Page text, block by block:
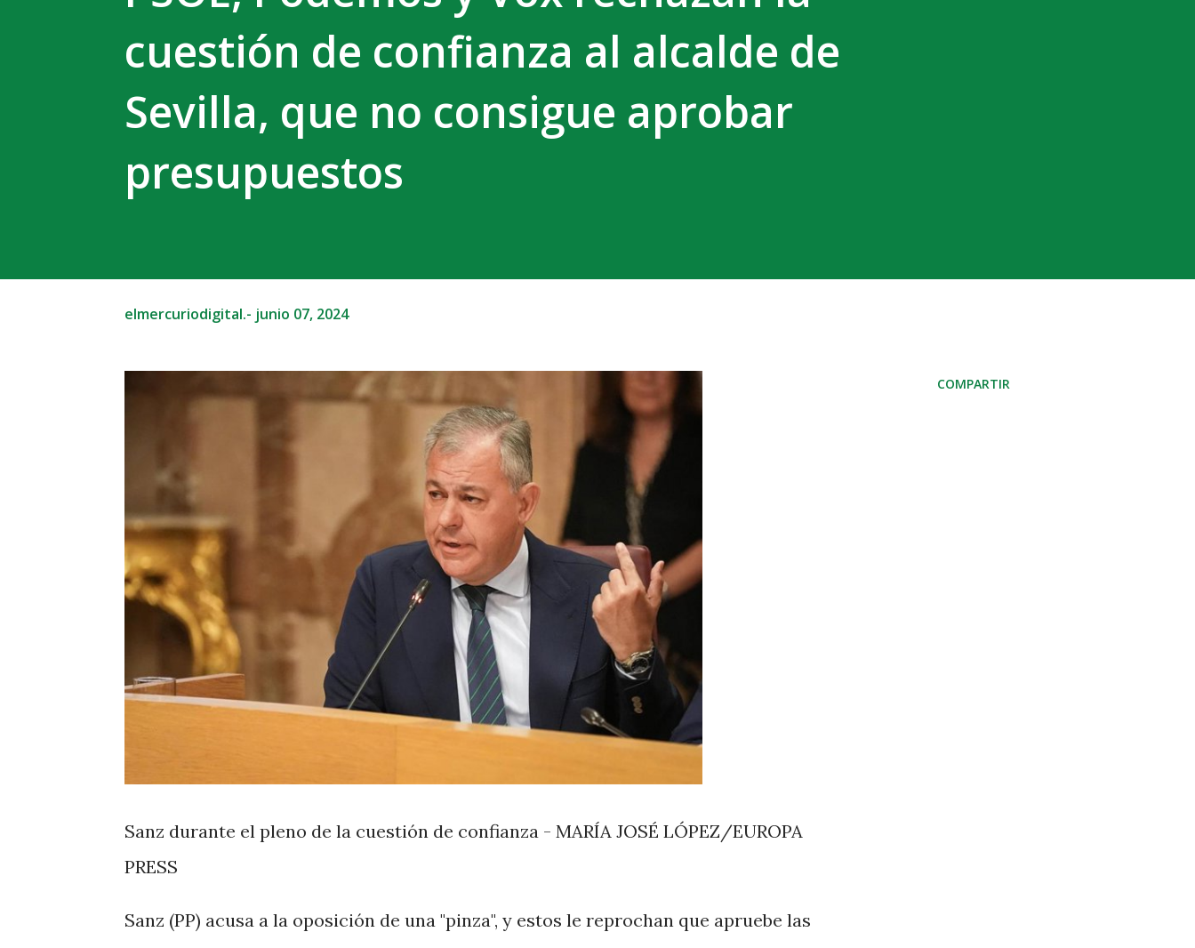
cuestión de confianza al alcalde de
Sevilla, que no consigue aprobar
presupuestos
elmercuriodigital.- junio 07, 2024
Sanz durante el pleno de la cuestión de confianza - MARÍA JOSÉ LÓPEZ/EUROPA
PRESS
Sanz (PP) acusa a la oposición de una "pinza", y estos le reprochan que apruebe las
COMPARTIR